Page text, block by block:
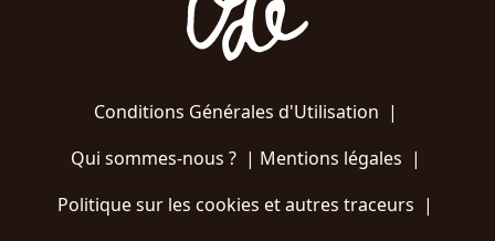
Conditions Générales d'Utilisation |
Qui sommes-nous ?| Mentions légales |
Politique sur les cookies et autres traceurs |